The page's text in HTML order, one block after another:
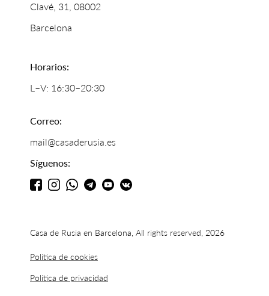
Clavé, 31, 08002
Barcelona
Horarios:
L–V: 16:30–20:30
Correo:
mail@casaderusia.es
Síguenos:
Casa de Rusia en Barcelona, All rights reserved, 2026
Política de cookies
Política de privacidad